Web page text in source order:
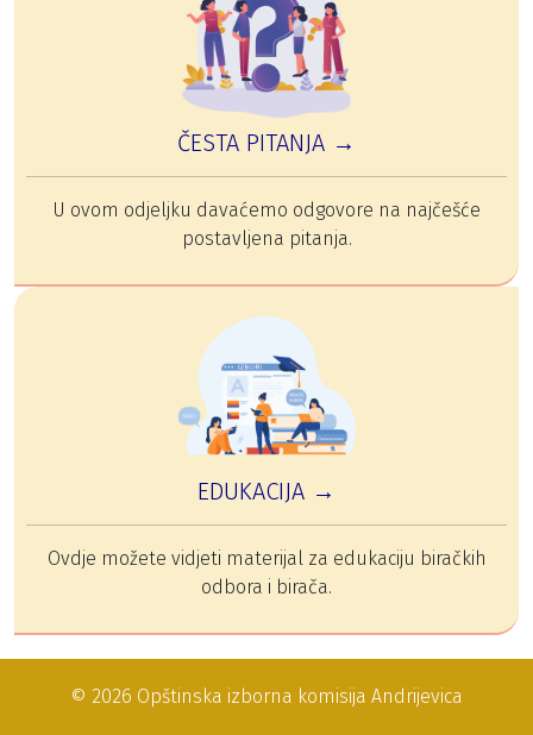
ČESTA PITANJA →
U ovom odjeljku davaćemo odgovore na najčešće
postavljena pitanja.
EDUKACIJA →
Ovdje možete vidjeti materijal za edukaciju biračkih
odbora i birača.
© 2026 Opštinska izborna komisija Andrijevica